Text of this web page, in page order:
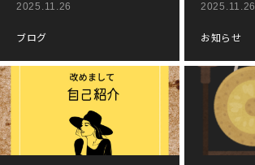
2025.11.26
ブログ
2025.11.26
お知らせ